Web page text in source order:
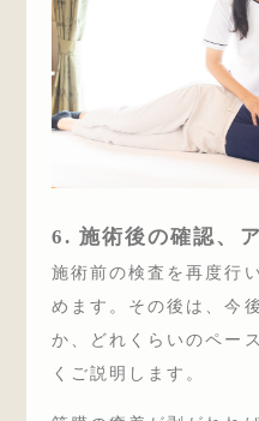
6. 施術後の確認、
施術前の検査を再度行
めます。その後は、今
か、どれくらいのペー
くご説明します。